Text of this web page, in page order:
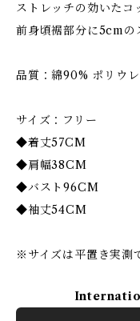
ストレッチの効いたコ
前身頃裾部分に5cmの
品質：綿90% ポリウ
サイズ：フリー
◆着丈57CM
◆肩幅38CM
◆バスト96CM
◆袖丈54CM
※サイズは平置き実測